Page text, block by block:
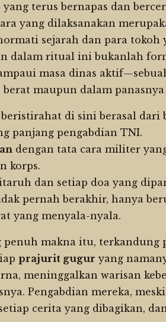
terus bernapas dan
yang dilaksanakan
sejarah dan para tokoh
dalam ritual ini bukanlah
masa dinas
maupun dalam panasnya
di sini berasal dari
panjang pengabdian TNI.
dengan tata cara militer
korps.
dan setiap doa yang
pernah berakhir, hanya
yang menyala-nyala.
makna itu, terkandung
prajurit gugur yang
meninggalkan warisan
Pengabdian mereka,
cerita yang dibagikan,